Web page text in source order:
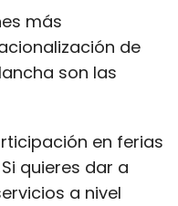
más
de
son las
en ferias
quieres dar a
a nivel